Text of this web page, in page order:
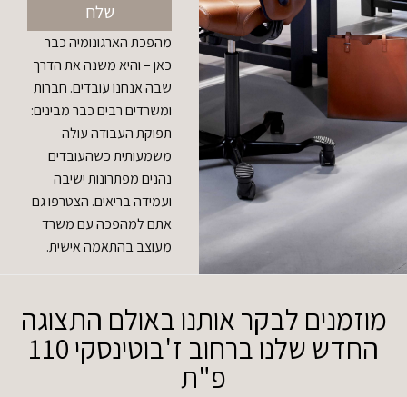
שלח
מהפכת הארגונומיה כבר
כאן – והיא משנה את הדרך
שבה אנחנו עובדים. חברות
ומשרדים רבים כבר מבינים:
תפוקת העבודה עולה
משמעותית כשהעובדים
נהנים מפתרונות ישיבה
ועמידה בריאים. הצטרפו גם
אתם למהפכה עם משרד
מעוצב בהתאמה אישית.
מוזמנים לבקר אותנו באולם התצוגה
החדש שלנו ברחוב ז'בוטינסקי 110
פ"ת